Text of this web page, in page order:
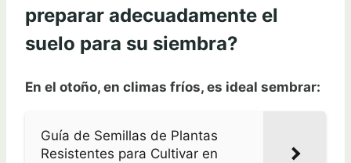
preparar adecuadamente el
suelo para su siembra?
En el otoño, en climas fríos, es ideal sembrar:
Guía de Semillas de Plantas
Resistentes para Cultivar en